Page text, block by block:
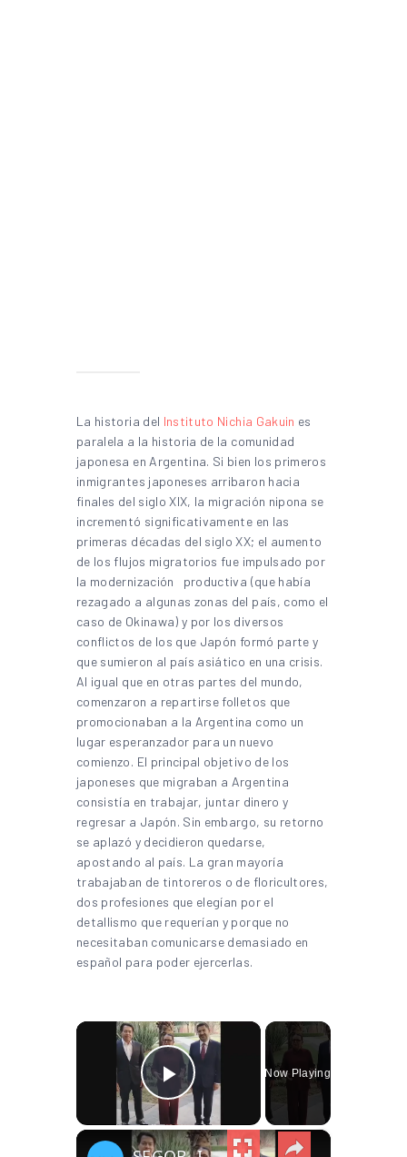
La historia del Instituto Nichia Gakuin es
paralela a la historia de la comunidad
japonesa en Argentina. Si bien los primeros
inmigrantes japoneses arribaron hacia
finales del siglo XIX, la migración nipona se
incrementó significativamente en las
primeras décadas del siglo XX; el aumento
de los flujos migratorios fue impulsado por
la modernización productiva (que había
rezagado a algunas zonas del país, como el
caso de Okinawa) y por los diversos
conflictos de los que Japón formó parte y
que sumieron al país asiático en una crisis.
Al igual que en otras partes del mundo,
comenzaron a repartirse folletos que
promocionaban a la Argentina como un
lugar esperanzador para un nuevo
comienzo. El principal objetivo de los
japoneses que migraban a Argentina
consistía en trabajar, juntar dinero y
regresar a Japón. Sin embargo, su retorno
se aplazó y decidieron quedarse,
apostando al país. La gran mayoría
trabajaban de tintoreros o de floricultores,
dos profesiones que elegían por el
detallismo que requerían y porque no
necesitaban comunicarse demasiado en
español para poder ejercerlas.
×
Play Video
Now Playing
×